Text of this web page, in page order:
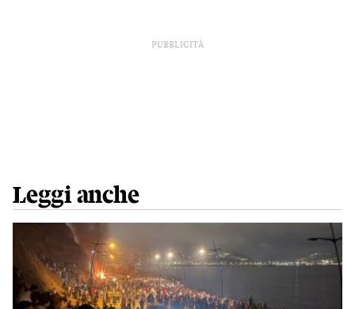
PUBBLICITÀ
Leggi anche